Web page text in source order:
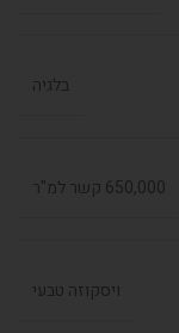
בלגיה
650,000 קשר למ"ר
ויסקוזה טבעי